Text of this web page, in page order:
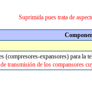
Suprimida pues trata de
(compresores-expansores) para la
transmisión de los compansores